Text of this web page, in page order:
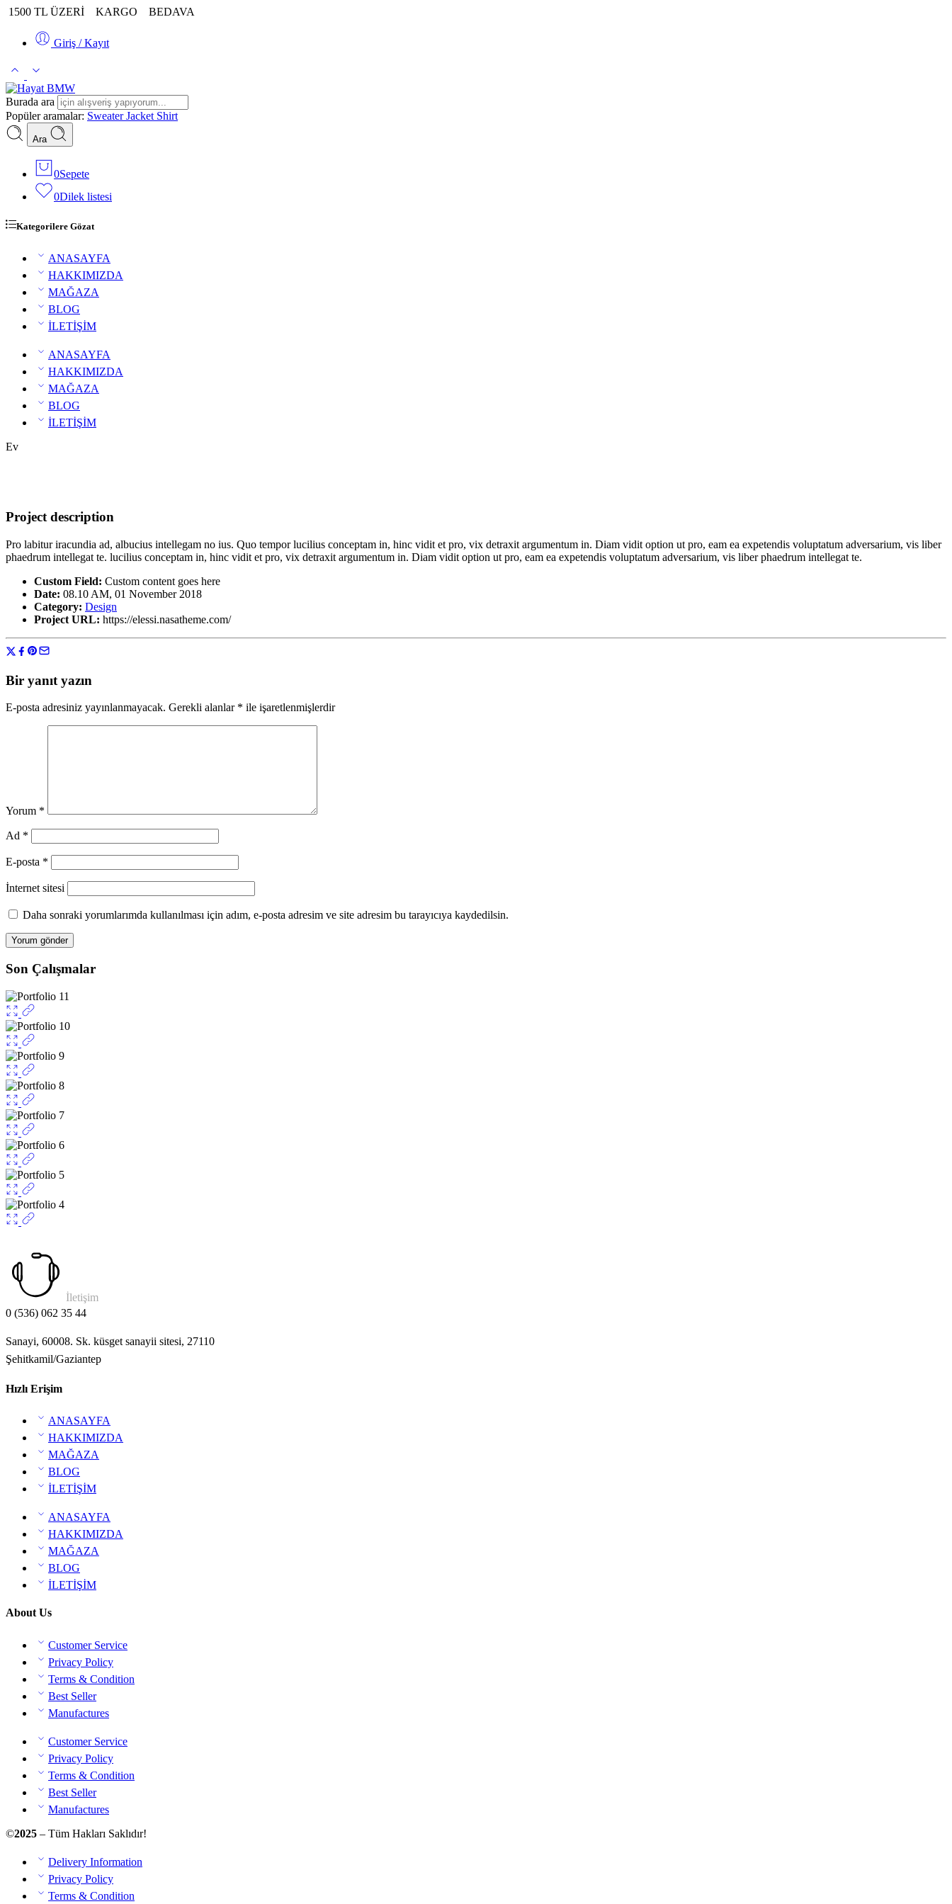
1500 TL ÜZERİ KARGO BEDAVA
Giriş / Kayıt
Burada ara
Popüler aramalar: SweaterJacket Shirt
Ara
0Sepete
0Dilek listesi
Kategorilere Gözat
ANASAYFA
HAKKIMIZDA
MAĞAZA
BLOG
İLETİŞİM
ANASAYFA
HAKKIMIZDA
MAĞAZA
BLOG
İLETİŞİM
Ev
Project description
Pro labitur iracundia ad, albucius intellegam no ius. Quo tempor lucilius conceptam in, hinc vidit et pro, vix detraxit argumentum in. Diam vidit option ut pro, eam ea expetendis voluptatum adversarium, vis liber
phaedrum intellegat te. lucilius conceptam in, hinc vidit et pro, vix detraxit argumentum in. Diam vidit option ut pro, eam ea expetendis voluptatum adversarium, vis liber phaedrum intellegat te.
Custom Field: Custom content goes here
Date: 08.10 AM, 01 November 2018
Category: Design
Project URL: https://elessi.nasatheme.com/
Bir yanıt yazın
E-posta adresiniz yayınlanmayacak. Gerekli alanlar * ile işaretlenmişlerdir
Yorum *
Ad *
E-posta *
İnternet sitesi
Daha sonraki yorumlarımda kullanılması için adım, e-posta adresim ve site adresim bu tarayıcıya kaydedilsin.
Son Çalışmalar
İletişim
0 (536) 062 35 44
Sanayi, 60008. Sk. küsget sanayii sitesi, 27110
Şehitkamil/Gaziantep
Hızlı Erişim
ANASAYFA
HAKKIMIZDA
MAĞAZA
BLOG
İLETİŞİM
ANASAYFA
HAKKIMIZDA
MAĞAZA
BLOG
İLETİŞİM
About Us
Customer Service
Privacy Policy
Terms & Condition
Best Seller
Manufactures
Customer Service
Privacy Policy
Terms & Condition
Best Seller
Manufactures
©2025 – Tüm Hakları Saklıdır!
Delivery Information
Privacy Policy
Terms & Condition